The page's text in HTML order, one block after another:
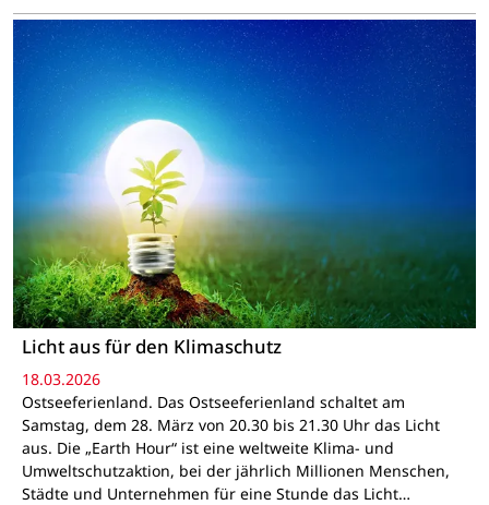
Licht aus für den Klimaschutz
18.03.2026
Ostseeferienland. Das Ostseeferienland schaltet am
Samstag, dem 28. März von 20.30 bis 21.30 Uhr das Licht
aus. Die „Earth Hour“ ist eine weltweite Klima- und
Umweltschutzaktion, bei der jährlich Millionen Menschen,
Städte und Unternehmen für eine Stunde das Licht…